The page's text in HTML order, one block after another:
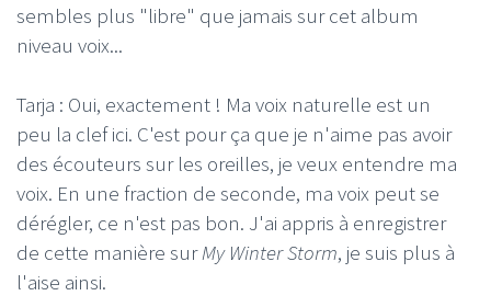
sembles plus "libre" que jamais sur cet album
niveau voix...
Tarja : Oui, exactement ! Ma voix naturelle est un
peu la clef ici. C'est pour ça que je n'aime pas avoir
des écouteurs sur les oreilles, je veux entendre ma
voix. En une fraction de seconde, ma voix peut se
dérégler, ce n'est pas bon. J'ai appris à enregistrer
de cette manière surMy Winter Storm, je suis plus à
l'aise ainsi.